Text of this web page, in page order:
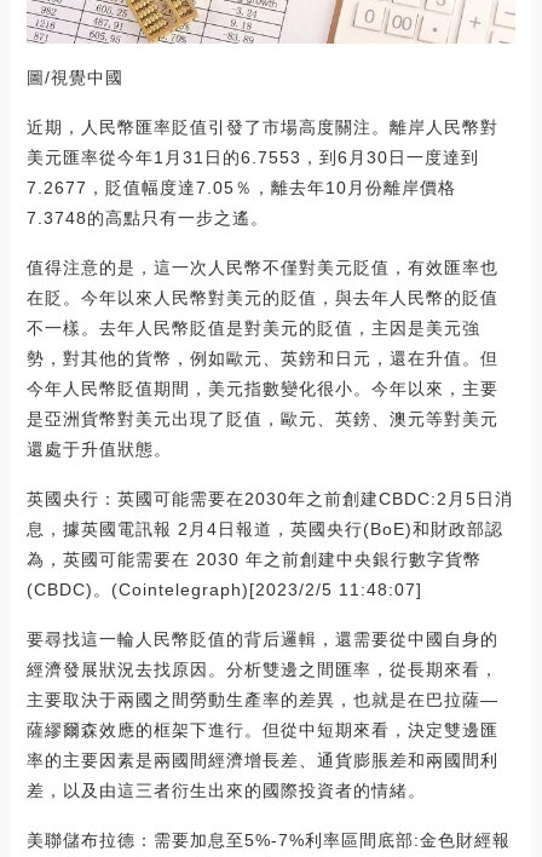
圖/視覺中國
近期，人民幣匯率貶值引發了市場高度關注。離岸人民幣對
美元匯率從今年1月31日的6.7553，到6月30日一度達到
7.2677，貶值幅度達7.05％，離去年10月份離岸價格
7.3748的高點只有一步之遙。
值得注意的是，這一次人民幣不僅對美元貶值，有效匯率也
在貶。今年以來人民幣對美元的貶值，與去年人民幣的貶值
不一樣。去年人民幣貶值是對美元的貶值，主因是美元強
勢，對其他的貨幣，例如歐元、英鎊和日元，還在升值。但
今年人民幣貶值期間，美元指數變化很小。今年以來，主要
是亞洲貨幣對美元出現了貶值，歐元、英鎊、澳元等對美元
還處于升值狀態。
英國央行：英國可能需要在2030年之前創建CBDC:2月5日消
息，據英國電訊報 2月4日報道，英國央行(BoE)和財政部認
為，英國可能需要在 2030 年之前創建中央銀行數字貨幣
(CBDC)。(Cointelegraph)[2023/2/5 11:48:07]
要尋找這一輪人民幣貶值的背后邏輯，還需要從中國自身的
經濟發展狀況去找原因。分析雙邊之間匯率，從長期來看，
主要取決于兩國之間勞動生產率的差異，也就是在巴拉薩—
薩繆爾森效應的框架下進行。但從中短期來看，決定雙邊匯
率的主要因素是兩國間經濟增長差、通貨膨脹差和兩國間利
差，以及由這三者衍生出來的國際投資者的情緒。
美聯儲布拉德：需要加息至5%-7%利率區間底部:金色財經報